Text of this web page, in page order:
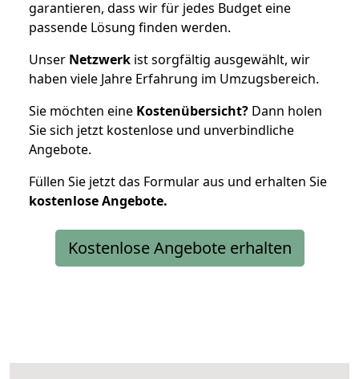
garantieren, dass wir für jedes Budget eine
passende Lösung finden werden.
Unser Netzwerk ist sorgfältig ausgewählt, wir
haben viele Jahre Erfahrung im Umzugsbereich.
Sie möchten eine Kostenübersicht? Dann holen
Sie sich jetzt kostenlose und unverbindliche
Angebote.
Füllen Sie jetzt das Formular aus und erhalten Sie
kostenloseAngebote.
Kostenlose Angebote erhalten